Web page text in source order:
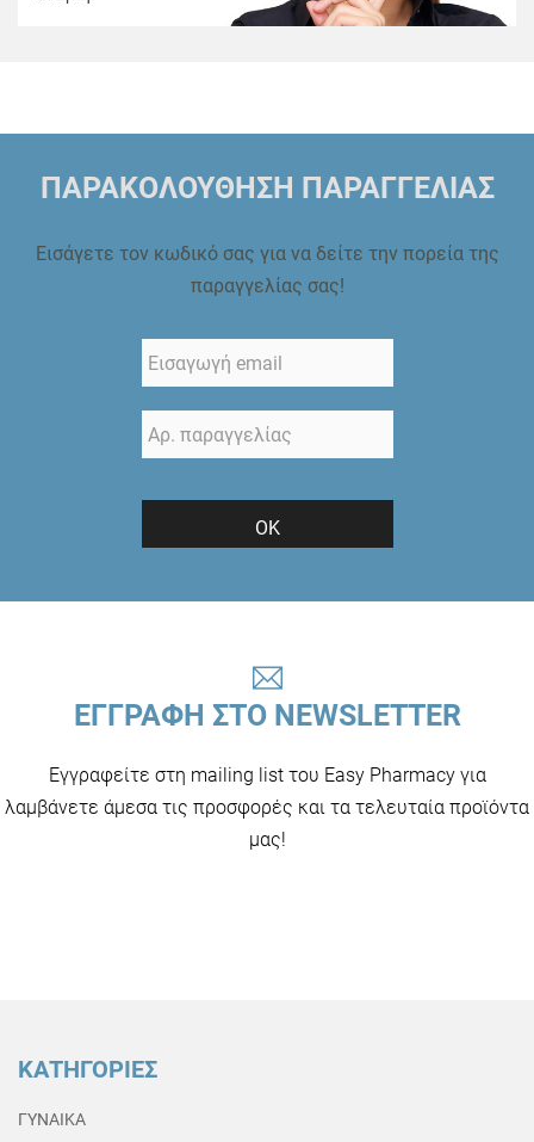
ΠΑΡΑΚΟΛΟΥΘΗΣΗ ΠΑΡΑΓΓΕΛΙΑΣ
Εισάγετε τον κωδικό σας για να δείτε την πορεία της
παραγγελίας σας!
ΟΚ
ΕΓΓΡΑΦΗ ΣΤΟ NEWSLETTER
Εγγραφείτε στη mailing list του Easy Pharmacy για
λαμβάνετε άμεσα τις προσφορές και τα τελευταία προϊόντα
μας!
ΚΑΤΗΓΟΡΙΕΣ
ΓΥΝΑΙΚΑ